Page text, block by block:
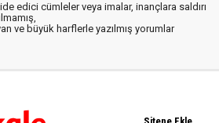
edici cümleler veya imalar, inançlara saldırı
ve büyük harflerle yazılmış yorumlar